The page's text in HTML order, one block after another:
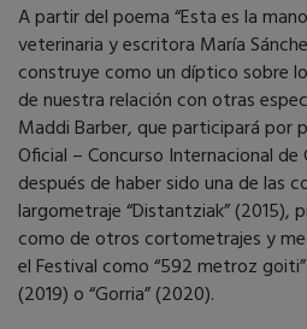
A partir del poema “Esta es la
veterinaria y escritora María
construye como un díptico sobre
de nuestra relación con otras
Maddi Barber, que participará por
Oficial – Concurso Internacional
después de haber sido una de las
largometraje “Distantziak” (2015),
como de otros cortometrajes y
el Festival como “592 metroz goiti”
(2019) o “Gorria” (2020).